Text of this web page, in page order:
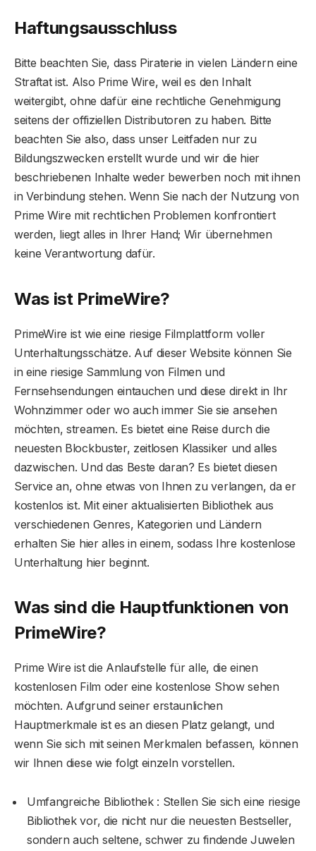
Haftungsausschluss
Bitte beachten Sie, dass Piraterie in vielen Ländern eine
Straftat ist. Also Prime Wire, weil es den Inhalt
weitergibt, ohne dafür eine rechtliche Genehmigung
seitens der offiziellen Distributoren zu haben. Bitte
beachten Sie also, dass unser Leitfaden nur zu
Bildungszwecken erstellt wurde und wir die hier
beschriebenen Inhalte weder bewerben noch mit ihnen
in Verbindung stehen. Wenn Sie nach der Nutzung von
Prime Wire mit rechtlichen Problemen konfrontiert
werden, liegt alles in Ihrer Hand; Wir übernehmen
keine Verantwortung dafür.
Was ist PrimeWire?
PrimeWire ist wie eine riesige Filmplattform voller
Unterhaltungsschätze. Auf dieser Website können Sie
in eine riesige Sammlung von Filmen und
Fernsehsendungen eintauchen und diese direkt in Ihr
Wohnzimmer oder wo auch immer Sie sie ansehen
möchten, streamen. Es bietet eine Reise durch die
neuesten Blockbuster, zeitlosen Klassiker und alles
dazwischen. Und das Beste daran? Es bietet diesen
Service an, ohne etwas von Ihnen zu verlangen, da er
kostenlos ist. Mit einer aktualisierten Bibliothek aus
verschiedenen Genres, Kategorien und Ländern
erhalten Sie hier alles in einem, sodass Ihre kostenlose
Unterhaltung hier beginnt.
Was sind die Hauptfunktionen von
PrimeWire?
Prime Wire ist die Anlaufstelle für alle, die einen
kostenlosen Film oder eine kostenlose Show sehen
möchten. Aufgrund seiner erstaunlichen
Hauptmerkmale ist es an diesen Platz gelangt, und
wenn Sie sich mit seinen Merkmalen befassen, können
wir Ihnen diese wie folgt einzeln vorstellen.
Umfangreiche Bibliothek : Stellen Sie sich eine riesige
Bibliothek vor, die nicht nur die neuesten Bestseller,
sondern auch seltene, schwer zu findende Juwelen